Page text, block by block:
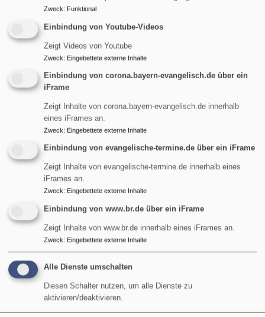
So, 9.8. 9 Uhr
Gottesdienst
Pfarrerin Birgit Schiel
Garmisch-Partenkirchen
So, 9.8. 9 Uhr
Gottesdienst
Pfarrer Gottfried von Segnitz
Garmisch-Partenkirchen
Christuskirche Garmisch
Zweck: Funktional
Einbindung von Youtube-Videos
Zeigt Videos von Youtube
Zweck: Eingebettete externe Inhalte
Einbindung von corona.bayern-evangelisch.de über ein
iFrame
Zeigt Inhalte von corona.bayern-evangelisch.de innerhalb
eines iFrames an.
Zweck: Eingebettete externe Inhalte
Einbindung von evangelische-termine.de über ein iFrame
Zeigt Inhalte von evangelische-termine.de innerhalb eines
iFrames an.
Zweck: Eingebettete externe Inhalte
Einbindung von www.br.de über ein iFrame
Zeigt Inhalte von www.br.de innerhalb eines iFrames an.
Zweck: Eingebettete externe Inhalte
Alle Dienste umschalten
Diesen Schalter nutzen, um alle Dienste zu
aktivieren/deaktivieren.